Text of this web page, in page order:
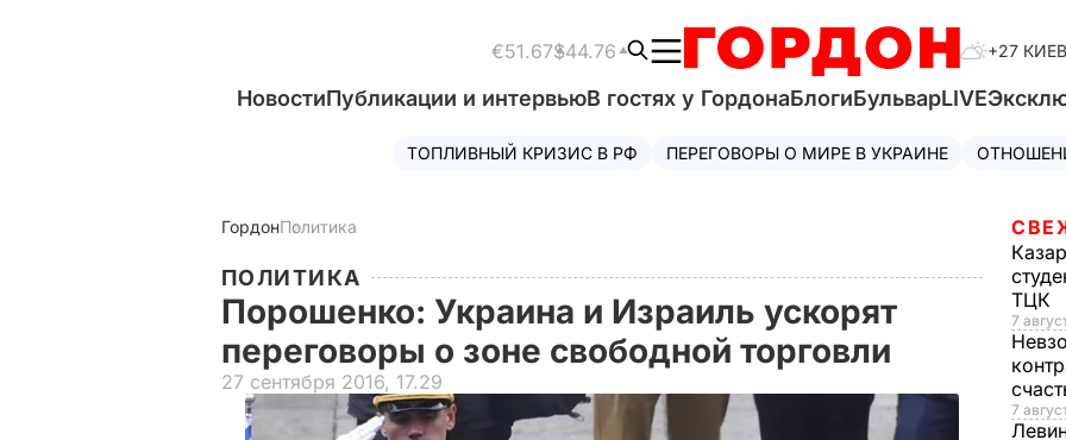
€51.67$44.76 +27 КИЕВ
НовостиПубликации и интервьюВ гостях у ГордонаБлогиБульварLIVE
ТОПЛИВНЫЙ КРИЗИС В РФ ПЕРЕГОВОРЫ О МИРЕ В УКРАИНЕ
ГордонПолитика
ПОЛИТИКА
Порошенко: Украина и Израиль ускорят
переговоры о зоне свободной торговли
27 сентября 2016, 17.29
ТЦК
7
7